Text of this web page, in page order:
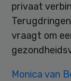
privaat
vraagt om
Monica van